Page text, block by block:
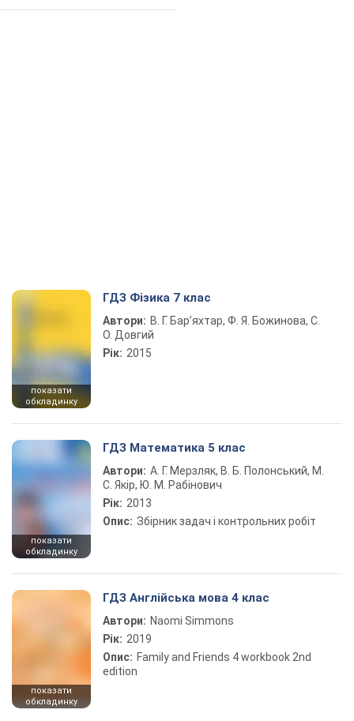
показати
обкладинку
ГДЗ Фізика 7 клас
Автори: В. Г. Бар’яхтар, Ф. Я. Божинова, С.
О. Довгий
Рік: 2015
показати
обкладинку
ГДЗ Математика 5 клас
Автори: А. Г. Мерзляк, В. Б. Полонський, М.
С. Якір, Ю. М. Рабінович
Рік: 2013
Опис: Збірник задач і контрольних робіт
показати
обкладинку
ГДЗ Англійська мова 4 клас
Автори: Naomi Simmons
Рік: 2019
Опис: Family and Friends 4 workbook 2nd
edition